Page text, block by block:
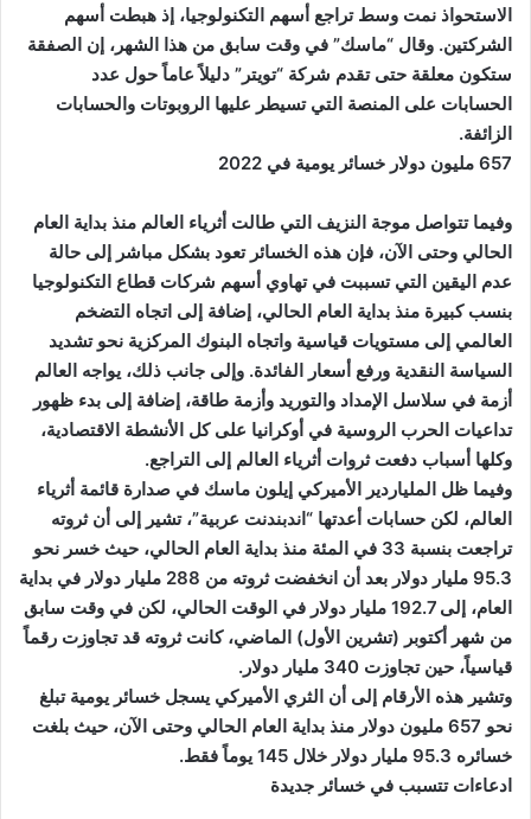
الاستحواذ نمت وسط تراجع أسهم التكنولوجيا، إذ هبطت أسهم
الشركتين. وقال “ماسك” في وقت سابق من هذا الشهر، إن الصفقة
ستكون معلقة حتى تقدم شركة “تويتر” دليلاً عاماً حول عدد
الحسابات على المنصة التي تسيطر عليها الروبوتات والحسابات
الزائفة.
657 مليون دولار خسائر يومية في 2022
وفيما تتواصل موجة النزيف التي طالت أثرياء العالم منذ بداية العام
الحالي وحتى الآن، فإن هذه الخسائر تعود بشكل مباشر إلى حالة
عدم اليقين التي تسببت في تهاوي أسهم شركات قطاع التكنولوجيا
بنسب كبيرة منذ بداية العام الحالي، إضافة إلى اتجاه التضخم
العالمي إلى مستويات قياسية واتجاه البنوك المركزية نحو تشديد
السياسة النقدية ورفع أسعار الفائدة. وإلى جانب ذلك، يواجه العالم
أزمة في سلاسل الإمداد والتوريد وأزمة طاقة، إضافة إلى بدء ظهور
تداعيات الحرب الروسية في أوكرانيا على كل الأنشطة الاقتصادية،
وكلها أسباب دفعت ثروات أثرياء العالم إلى التراجع.
وفيما ظل الملياردير الأميركي إيلون ماسك في صدارة قائمة أثرياء
العالم، لكن حسابات أعدتها “اندبندنت عربية”، تشير إلى أن ثروته
تراجعت بنسبة 33 في المئة منذ بداية العام الحالي، حيث خسر نحو
95.3 مليار دولار بعد أن انخفضت ثروته من 288 مليار دولار في بداية
العام، إلى 192.7 مليار دولار في الوقت الحالي، لكن في وقت سابق
من شهر أكتوبر (تشرين الأول) الماضي، كانت ثروته قد تجاوزت رقماً
قياسياً، حين تجاوزت 340 مليار دولار.
وتشير هذه الأرقام إلى أن الثري الأميركي يسجل خسائر يومية تبلغ
نحو 657 مليون دولار منذ بداية العام الحالي وحتى الآن، حيث بلغت
خسائره 95.3 مليار دولار خلال 145 يوماً فقط.
ادعاءات تتسبب في خسائر جديدة